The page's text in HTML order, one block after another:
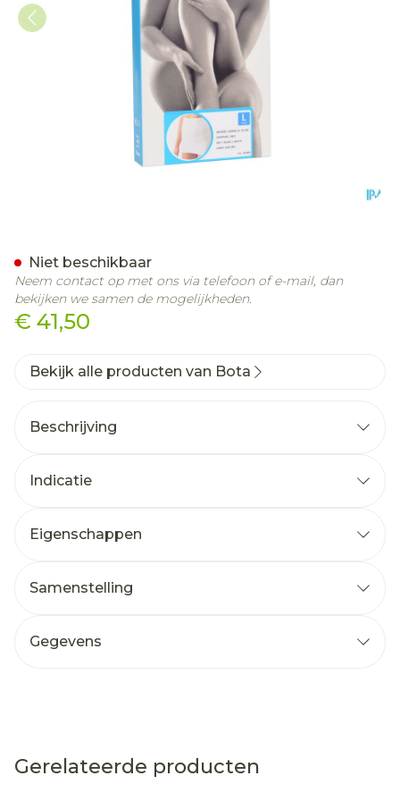
€ 41,50
Niet beschikbaar
Neem contact op met ons via telefoon of e-mail, dan
bekijken we samen de mogelijkheden.
Bekijk alle producten van Bota
Beschrijving
Indicatie
Eigenschappen
Samenstelling
Gegevens
Gerelateerde producten